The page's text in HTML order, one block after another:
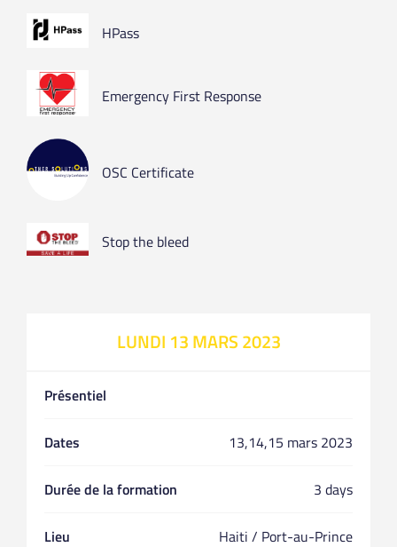
HPass
Emergency First Response
OSC Certificate
Stop the bleed
LUNDI 13 MARS 2023
Présentiel
Dates 13,14,15 mars 2023
Durée de la formation 3 days
Lieu Haiti / Port-au-Prince